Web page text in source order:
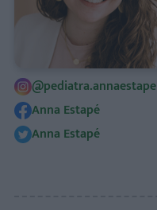
@pediatra.annaestape
Anna Estapé
Anna Estapé